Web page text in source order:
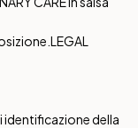
LEGAL
della